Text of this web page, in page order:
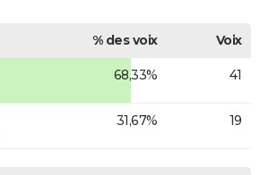
% des voix
Voix
68,33% 41
31,67% 19